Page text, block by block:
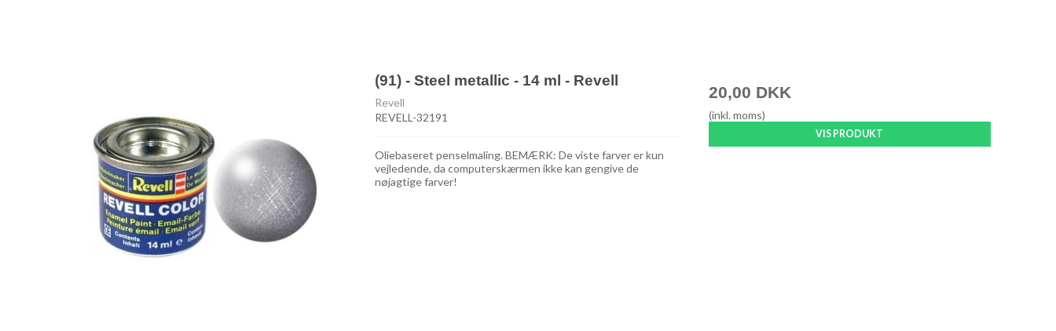
(91) - Steel metallic - 14 ml - Revell
Revell
REVELL-32191
Oliebaseret penselmaling. BEMÆRK: De viste farver er kun
vejledende, da computerskærmen ikke kan gengive de
nøjagtige farver!
20,00 DKK
(inkl. moms)
VIS PRODUKT